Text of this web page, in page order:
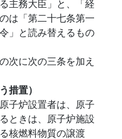
主務大臣」と、「経
は「第二十七条第一
」と読み替えるもの
次に次の三条を加え
措置）
原子炉設置者は、原子
ときは、原子炉施設
核燃料物質の譲渡